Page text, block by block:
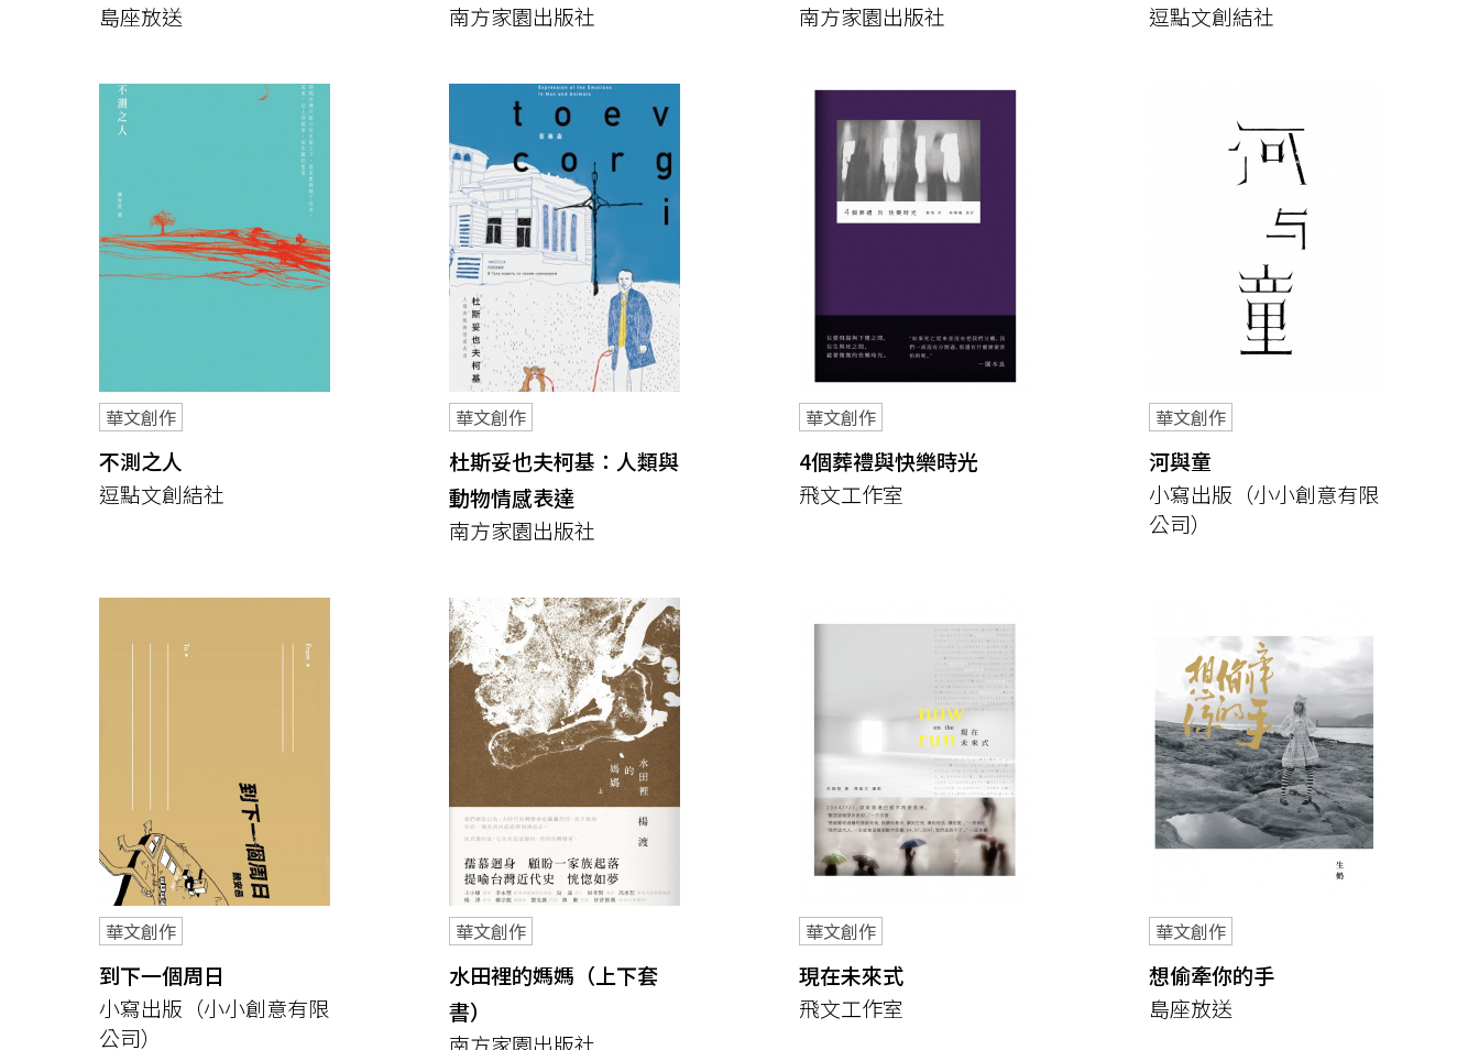
島座放送
南方家園出版社
南方家園出版社
逗點文創結社
華文創作
不測之人
逗點文創結社
華文創作
杜斯妥也夫柯基：人類與
動物情感表達
南方家園出版社
華文創作
4個葬禮與快樂時光
飛文工作室
華文創作
河與童
小寫出版（小小創意有限
公司）
華文創作
到下一個周日
小寫出版（小小創意有限
公司）
華文創作
水田裡的媽媽（上下套
書）
南方家園出版社
華文創作
現在未來式
飛文工作室
華文創作
想偷牽你的手
島座放送